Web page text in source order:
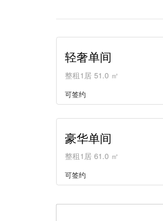
轻奢单间
整租1居 51.0 ㎡
可签约
豪华单间
整租1居 61.0 ㎡
可签约